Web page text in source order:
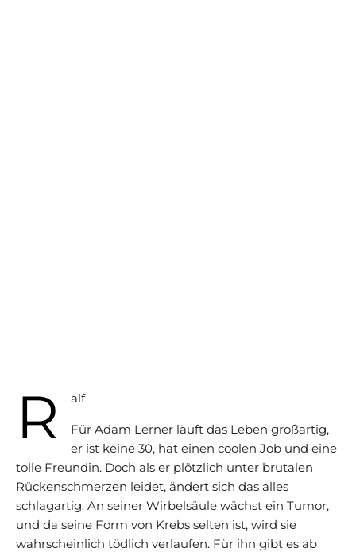
R alf
Für Adam Lerner läuft das Leben großartig,
er ist keine 30, hat einen coolen Job und eine
tolle Freundin. Doch als er plötzlich unter brutalen
Rückenschmerzen leidet, ändert sich das alles
schlagartig. An seiner Wirbelsäule wächst ein Tumor,
und da seine Form von Krebs selten ist, wird sie
wahrscheinlich tödlich verlaufen. Für ihn gibt es ab